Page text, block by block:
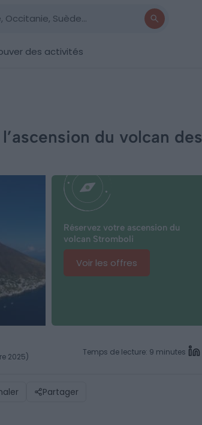
des activités
du volcan des
Réservez votre ascension du
volcan Stromboli
Voir les offres
2025) Temps de lecture: 9 minutes
Partager